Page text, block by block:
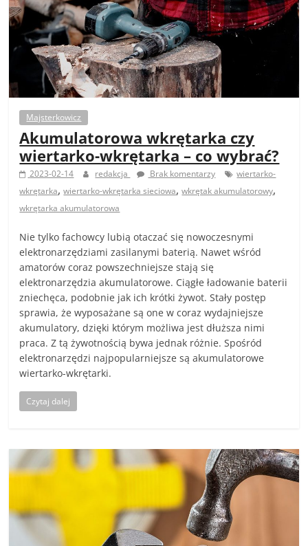
Majsterkowicz
Akumulatorowa wkrętarka czy
wiertarko-wkrętarka – co wybrać?
2023-02-14 redakcja Brak komentarzy
wiertarko-
wkrętarka,wiertarko-wkrętarka sieciowa,wkrętak akumulatorowy,
wkrętarka akumulatorowa
Nie tylko fachowcy lubią otaczać się nowoczesnymi
elektronarzędziami zasilanymi baterią. Nawet wśród
amatorów coraz powszechniejsze stają się
elektronarzędzia akumulatorowe. Ciągłe ładowanie baterii
zniechęca, podobnie jak ich krótki żywot. Stały postęp
sprawia, że wyposażane są one w coraz wydajniejsze
akumulatory, dzięki którym możliwa jest dłuższa nimi
praca. Z tą żywotnością bywa jednak różnie. Spośród
elektronarzędzi najpopularniejsze są akumulatorowe
wiertarko-wkrętarki.
Czytaj dalej